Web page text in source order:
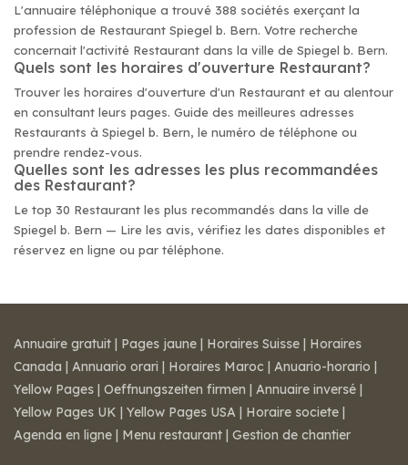
L'annuaire téléphonique a trouvé 388 sociétés exerçant la
profession de Restaurant Spiegel b. Bern. Votre recherche
concernait l'activité Restaurant dans la ville de Spiegel b. Bern.
Quels sont les horaires d'ouverture Restaurant?
Trouver les horaires d'ouverture d'un Restaurant et au alentour
en consultant leurs pages. Guide des meilleures adresses
Restaurants à Spiegel b. Bern, le numéro de téléphone ou
prendre rendez-vous.
Quelles sont les adresses les plus recommandées
des Restaurant?
Le top 30 Restaurant les plus recommandés dans la ville de
Spiegel b. Bern — Lire les avis, vérifiez les dates disponibles et
réservez en ligne ou par téléphone.
Annuaire gratuit | Pages jaune | Horaires Suisse | Horaires
Canada | Annuario orari | Horaires Maroc | Anuario-horario |
Yellow Pages | Oeffnungszeiten firmen | Annuaire inversé |
Yellow Pages UK | Yellow Pages USA | Horaire societe |
Agenda en ligne | Menu restaurant | Gestion de chantier